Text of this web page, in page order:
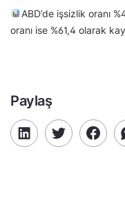
ABD’de işsizlik oranı
oranı ise %61,4 olarak
Paylaş